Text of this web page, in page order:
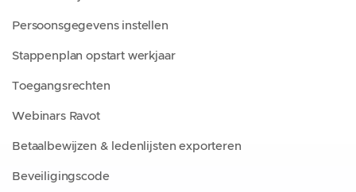
Persoonsgegevens instellen
Stappenplan opstart werkjaar
Toegangsrechten
Webinars Ravot
Betaalbewijzen & ledenlijsten exporteren
Beveiligingscode